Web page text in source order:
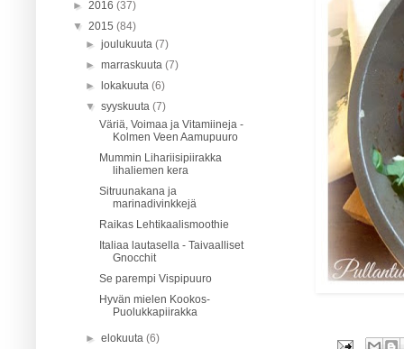
► 2016 (37)
▼ 2015 (84)
►joulukuuta(7)
►marraskuuta(7)
►lokakuuta(6)
▼syyskuuta(7)
Väriä, Voimaa ja Vitamiineja -
Kolmen Veen Aamupuuro
Mummin Lihariisipiirakka
lihaliemen kera
Sitruunakana ja
marinadivinkkejä
Raikas Lehtikaalismoothie
Italiaa lautasella - Taivaalliset
Gnocchit
Se parempi Vispipuuro
Hyvän mielen Kookos-
Puolukkapiirakka
►elokuuta(6)